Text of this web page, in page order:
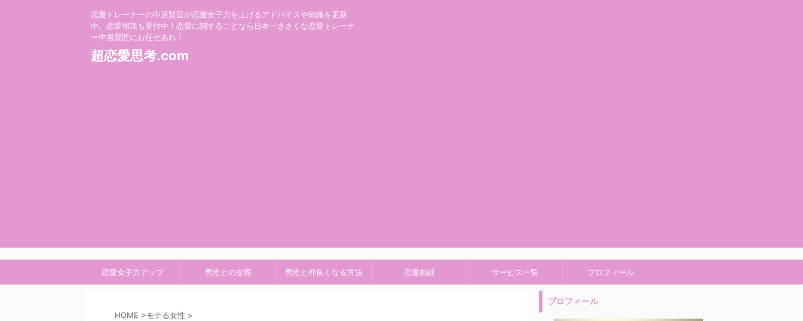
恋愛トレーナーの中居賢匠が恋愛女子力を上げるアドバイスや知識を更新
中。恋愛相談も受付中！恋愛に関することなら日本一きさくな恋愛トレーナ
ー中居賢匠にお任せあれ！
超恋愛思考.com
恋愛女子力アップ 男性との交際 男性と仲良くなる方法 恋愛相談 サービス一覧 プロフィール
HOME >モテる女性 >
プロフィール